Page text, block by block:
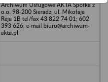
Archiwum Usługowe AKTA Spółka z
o.o. 98-200 Sieradz, ul. Mikołaja
Reja 1B tel/fax 43 822 74 01; 602
393 626, e-mail biuro@archiwum-
akta.pl